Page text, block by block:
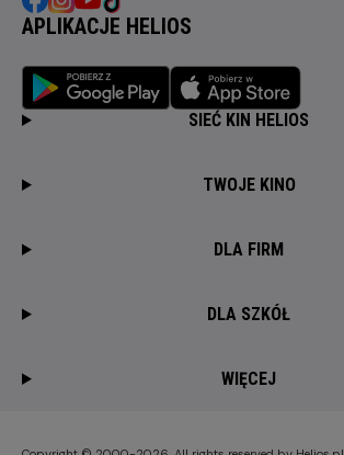
APLIKACJE HELIOS
SIEĆ KIN HELIOS
TWOJE KINO
DLA FIRM
DLA SZKÓŁ
WIĘCEJ